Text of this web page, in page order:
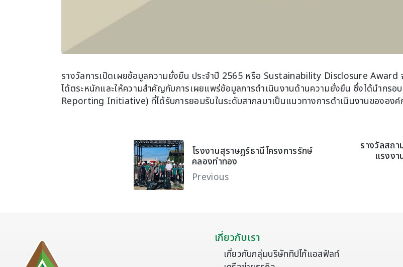
รางวัลการเปิดเผยข้อมูลความยั่งยืน ประจำปี 2565 หรือ Sustainability Disclosure
ได้ตระหนักและให้ความสำคัญกับการเผยแพร่ข้อมูลการดำเนินงานด้านความยั่งยืน ซึ่งได้นำกร
Reporting Initiative) ที่ได้รับการยอมรับในระดับสากลมาเป็นแนวทางการดำเนินงานขององ
โรงงานสุราษฎร์ธานีโครงการรักษ์
คลองท่​​​​​​​าทอง
Previous
รางวัลสถา
แรงง
เกี่ยวกับเรา
เกี่ยวกับกลุ่มบริษัททิปโก้แอสฟัลท์